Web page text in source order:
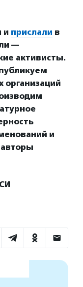
и прислали в
—
активисты.
организаций
и
авторы